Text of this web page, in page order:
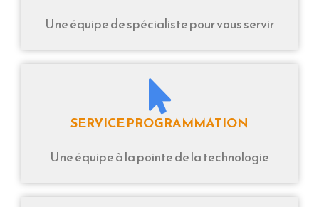
Une équipe de spécialiste pour vous servir
SERVICE PROGRAMMATION
Une équipe à la pointe de la technologie